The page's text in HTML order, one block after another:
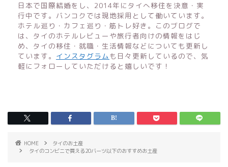
日本で国際結婚をし、2014年にタイへ移住を決意・実
行中です。バンコクでは現地採用として働いています。
ホテル巡り・カフェ巡り・筋トレ好き。このブログで
は、タイのホテルレビューや旅行者向けの情報をはじ
め、タイの移住・就職・生活情報などについても更新し
ています。 インスタグラムも日々更新しているので、気
軽にフォローしていただけると嬉しいです！
HOME
タイのお土産
タイのコンビニで買える20バーツ以下のおすすめお土産